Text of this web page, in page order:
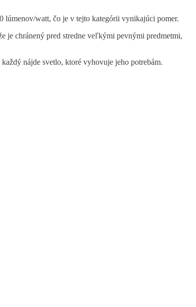
lúmenov/watt, čo je v tejto kategórii vynikajúci pomer.
je chránený pred stredne veľkými pevnými predmetmi,
nájde svetlo, ktoré vyhovuje jeho potrebám.